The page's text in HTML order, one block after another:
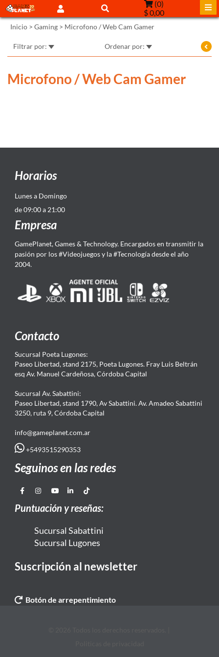
(0)
$ 0,00
Inicio > Gaming > Microfono / Web Cam Gamer
Filtrar por: Ordenar por:
Microfono / Web Cam Gamer
Horarios
Lunes a Domingo
de 09:00 a 21:00
Empresa
GamePlanet, Games & Technology. Encargados en transmitir la
pasión por los #Videojuegos y la #Tecnología desde el año
2004.
Contacto
Sucursal Poeta Lugones:
Paseo Libertad, stand 2175, Poeta Lugones. Fray Luis Beltrán
esq Av. Manuel Cardeñosa, Córdoba Capital
Sucursal Av. Sabattini:
Paseo Libertad, stand 1790, Av Sabattini. Av. Amadeo Sabattini
3250, ruta 9, Córdoba Capital
info@gameplanet.com.ar
+5493515290353
Seguinos en las redes
Puntuación y reseñas:
Sucursal Sabattini
Sucursal Lugones
Suscripción al newsletter
Botón de arrepentimiento